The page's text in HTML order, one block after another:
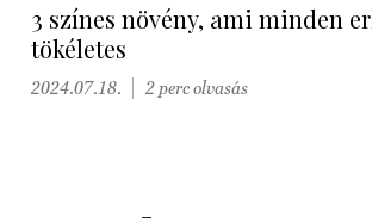
3 színes növény, ami minden
tökéletes
2024.07.18. 2 perc olvasás